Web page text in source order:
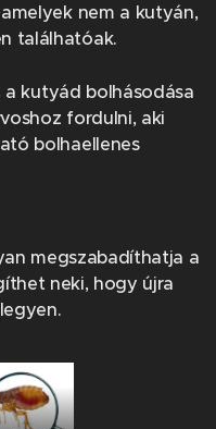
nem a kutyán,
találhatóak.
a kutyád bolhásodása
fordulni, aki
bolhaellenes
megszabadíthatja a
neki, hogy újra